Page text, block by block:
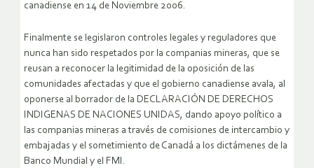
canadiense en 14 de Noviembre 2006.
Finalmente se legislaron controles legales y reguladores que
nunca han sido respetados por la companias mineras, que se
reusan a reconocer la legitimidad de la oposición de las
comunidades afectadas y que el gobierno canadiense avala, al
oponerse al borrador de la DECLARACIÓN DE DERECHOS
INDIGENAS DE NACIONES UNIDAS, dando apoyo político a
las companias mineras a través de comisiones de intercambio y
embajadas y el sometimiento de Canadá a los dictámenes de la
Banco Mundial y el FMI.